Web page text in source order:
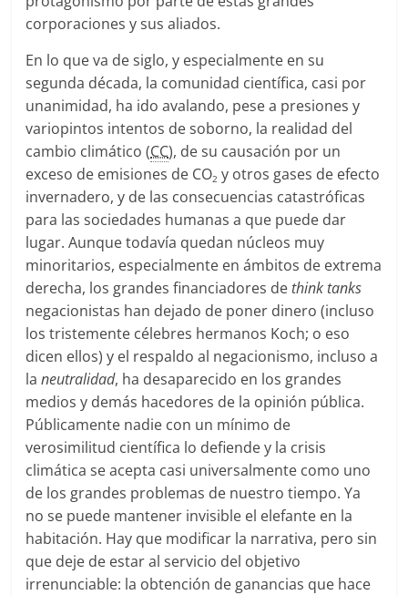
corporaciones y sus aliados.
En lo que va de siglo, y especialmente en su
segunda década, la comunidad científica, casi por
unanimidad, ha ido avalando, pese a presiones y
variopintos intentos de soborno, la realidad del
cambio climático (CC), de su causación por un
exceso de emisiones de CO2 y otros gases de efecto
invernadero, y de las consecuencias catastróficas
para las sociedades humanas a que puede dar
lugar. Aunque todavía quedan núcleos muy
minoritarios, especialmente en ámbitos de extrema
derecha, los grandes financiadores de think tanks
negacionistas han dejado de poner dinero (incluso
los tristemente célebres hermanos Koch; o eso
dicen ellos) y el respaldo al negacionismo, incluso a
laneutralidad, ha desaparecido en los grandes
medios y demás hacedores de la opinión pública.
Públicamente nadie con un mínimo de
verosimilitud científica lo defiende y la crisis
climática se acepta casi universalmente como uno
de los grandes problemas de nuestro tiempo. Ya
no se puede mantener invisible el elefante en la
habitación. Hay que modificar la narrativa, pero sin
que deje de estar al servicio del objetivo
irrenunciable: la obtención de ganancias que hace